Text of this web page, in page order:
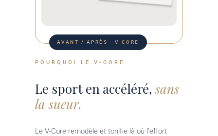
AVANT / APRÈS · V-CORE
POURQUOI LE V-CORE
Le sport en accéléré,sans
la sueur.
Le V-Core remodèle et tonifie là où l’effort